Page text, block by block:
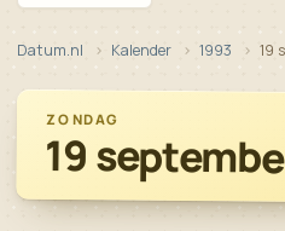
Datum.nl Kalender 1993 19
ZONDAG
19